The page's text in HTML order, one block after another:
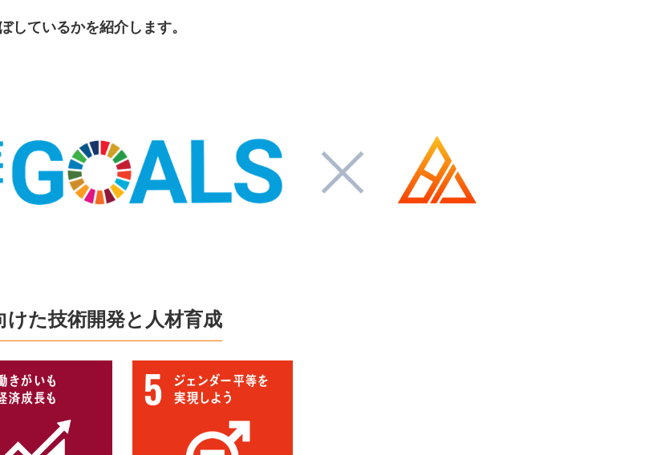
しているかを紹介します。
けた技術開発と人材育成